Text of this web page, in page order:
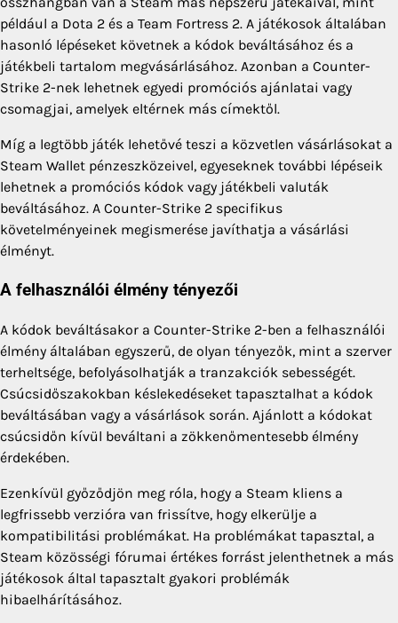
például a Dota 2 és a Team Fortress 2. A játékosok általában
hasonló lépéseket követnek a kódok beváltásához és a
játékbeli tartalom megvásárlásához. Azonban a Counter-
Strike 2-nek lehetnek egyedi promóciós ajánlatai vagy
csomagjai, amelyek eltérnek más címektől.
Míg a legtöbb játék lehetővé teszi a közvetlen vásárlásokat a
Steam Wallet pénzeszközeivel, egyeseknek további lépéseik
lehetnek a promóciós kódok vagy játékbeli valuták
beváltásához. A Counter-Strike 2 specifikus
követelményeinek megismerése javíthatja a vásárlási
élményt.
A felhasználói élmény tényezői
A kódok beváltásakor a Counter-Strike 2-ben a felhasználói
élmény általában egyszerű, de olyan tényezők, mint a szerver
terheltsége, befolyásolhatják a tranzakciók sebességét.
Csúcsidőszakokban késlekedéseket tapasztalhat a kódok
beváltásában vagy a vásárlások során. Ajánlott a kódokat
csúcsidőn kívül beváltani a zökkenőmentesebb élmény
érdekében.
Ezenkívül győződjön meg róla, hogy a Steam kliens a
legfrissebb verzióra van frissítve, hogy elkerülje a
kompatibilitási problémákat. Ha problémákat tapasztal, a
Steam közösségi fórumai értékes forrást jelenthetnek a más
játékosok által tapasztalt gyakori problémák
hibaelhárításához.